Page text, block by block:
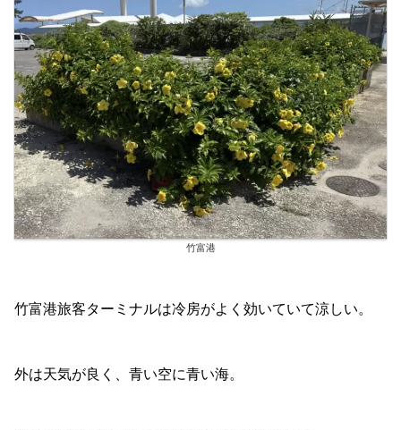
竹富港
竹富港旅客ターミナルは冷房がよく効いていて涼しい。
外は天気が良く、青い空に青い海。